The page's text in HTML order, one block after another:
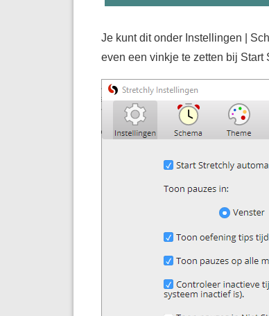
Je kunt dit onder Instellingen |
even een vinkje te zetten bij